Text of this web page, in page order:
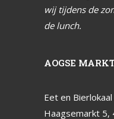
wij tijdens de
de lunch.
AOGSE
Eet en
Haagsemarkt 5,